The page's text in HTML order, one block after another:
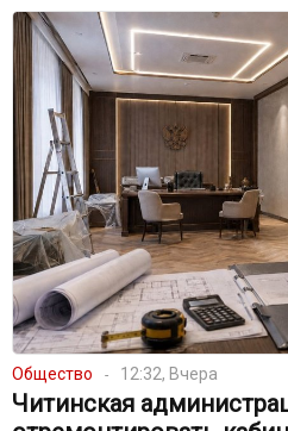
Общество 12:32, Вчера
Читинская